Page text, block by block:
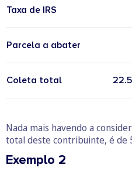
Taxa de IRS
Parcela a abater
Coleta total
Nada mais havendo a
total deste contribuinte, é de
Exemplo 2